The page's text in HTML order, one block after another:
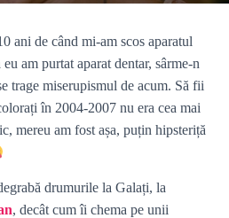
ani de când mi-am scos aparatul
am purtat aparat dentar, sârme-n
trage miserupismul de acum. Să fii
în 2004-2007 nu era cea mai
mereu am fost așa, puțin hipsteriță
drumurile la Galați, la
, decât cum îi chema pe unii